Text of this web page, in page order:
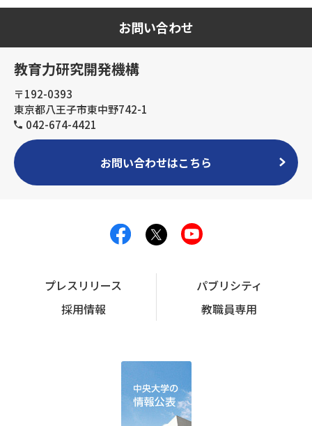
お問い合わせ
教育力研究開発機構
〒192-0393
東京都八王子市東中野742-1
042-674-4421
お問い合わせはこちら
プレスリリース
パブリシティ
採用情報
教職員専用